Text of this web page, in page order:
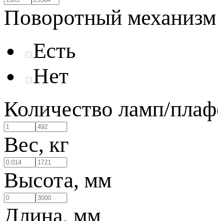
Поворотный механизм
Есть
Нет
Количество ламп/
Вес, кг
Высота, мм
Длина, мм